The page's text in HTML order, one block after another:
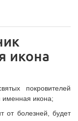
икона
покровителей
именная икона;
от болезней, будет